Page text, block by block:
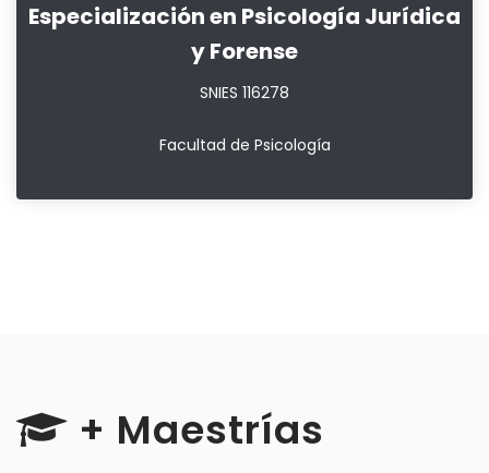
Especialización en Psicología Jurídica
y Forense
SNIES 116278
Facultad de Psicología
+ Maestrías